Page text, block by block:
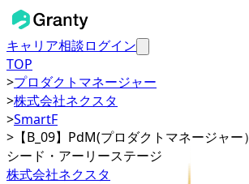
キャリア相談ログイン
TOP
>プロダクトマネージャー
>株式会社ネクスタ
>SmartF
> 【B_09】PdM(プロダクトマネージャー）
シード・アーリーステージ
株式会社ネクスタ